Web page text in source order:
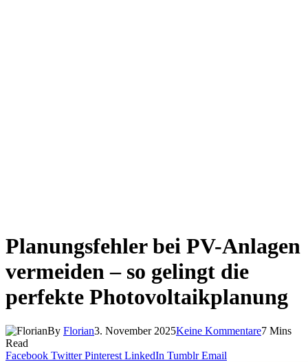
Planungsfehler bei PV-Anlagen
vermeiden – so gelingt die
perfekte Photovoltaikplanung
By Florian3. November 2025Keine Kommentare7 Mins
Read
Facebook Twitter Pinterest LinkedIn Tumblr Email